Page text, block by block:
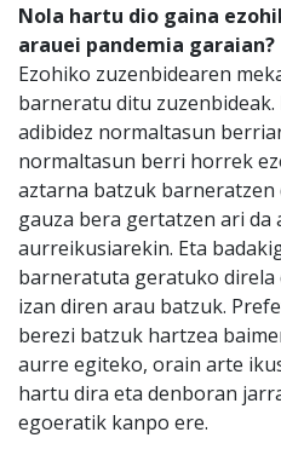
Nola hartu dio gaina
arauei pandemia garaian?
Ezohiko zuzenbidearen
barneratu ditu zuzenbideak.
adibidez normaltasun
normaltasun berri horrek
aztarna batzuk barneratzen
gauza bera gertatzen ari
aurreikusiarekin. Eta
barneratuta geratuko
izan diren arau batzuk.
berezi batzuk hartzea
aurre egiteko, orain arte
hartu dira eta denboran
egoeratik kanpo ere.